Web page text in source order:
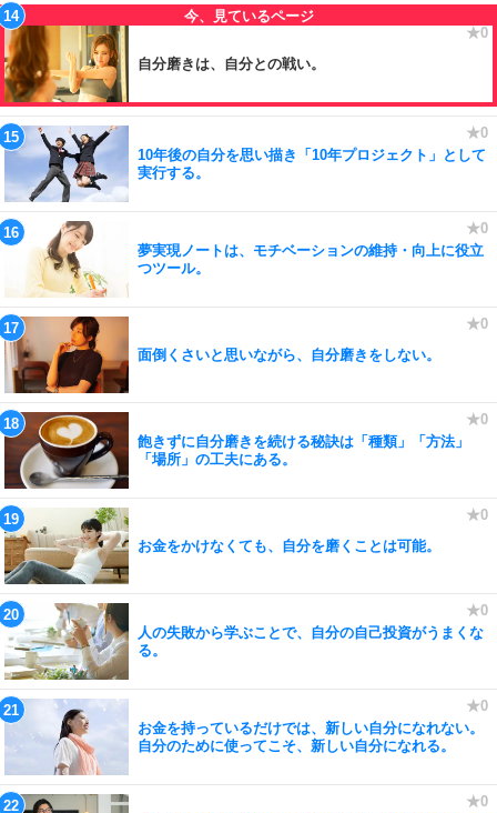
自分磨きは、自分との戦い。
10年後の自分を思い描き「10年プロジェクト」として
実行する。
夢実現ノートは、モチベーションの維持・向上に役立
つツール。
面倒くさいと思いながら、自分磨きをしない。
飽きずに自分磨きを続ける秘訣は「種類」「方法」
「場所」の工夫にある。
お金をかけなくても、自分を磨くことは可能。
人の失敗から学ぶことで、自分の自己投資がうまくな
る。
お金を持っているだけでは、新しい自分になれない。
自分のために使ってこそ、新しい自分になれる。